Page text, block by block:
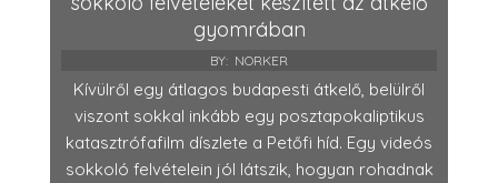
gyomrában
BY: NORKER
Kívülről egy átlagos budapesti átkelő, belülről
viszont sokkal inkább egy posztapokaliptikus
katasztrófafilm díszlete a Petőfi híd. Egy videós
sokkoló felvételein jól látszik, hogyan rohadnak